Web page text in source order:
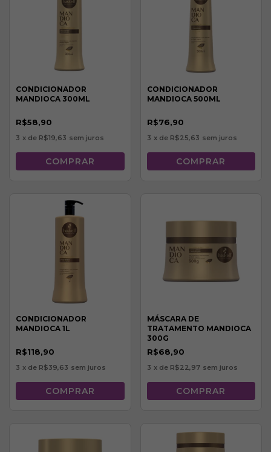
CONDICIONADOR
MANDIOCA 300ML
R$58,90
3 x de R$19,63 sem juros
CONDICIONADOR
MANDIOCA 500ML
R$76,90
3 x de R$25,63 sem juros
CONDICIONADOR
MANDIOCA 1L
R$118,90
3 x de R$39,63 sem juros
MÁSCARA DE
TRATAMENTO MANDIOCA
300G
R$68,90
3 x de R$22,97 sem juros